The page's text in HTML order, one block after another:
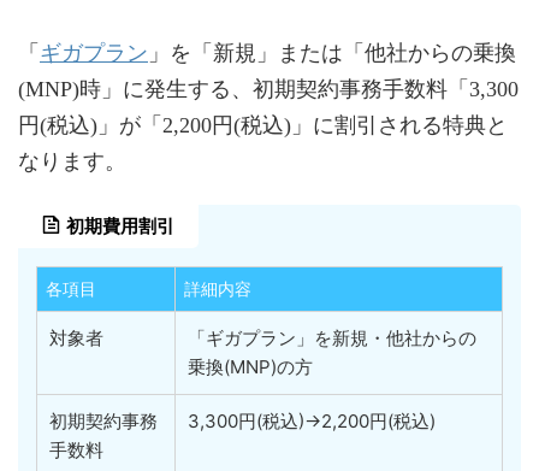
「 ギガプラン 」を「新規」または「他社からの乗換
(MNP)時」に発生する、初期契約事務手数料「3,300
円(税込)」が「2,200円(税込)」に割引される特典と
なります。
初期費用割引
各項目 詳細内容
対象者
「ギガプラン」を新規・他社からの
乗換(MNP)の方
初期契約事務
手数料
3,300円(税込)→2,200円(税込)